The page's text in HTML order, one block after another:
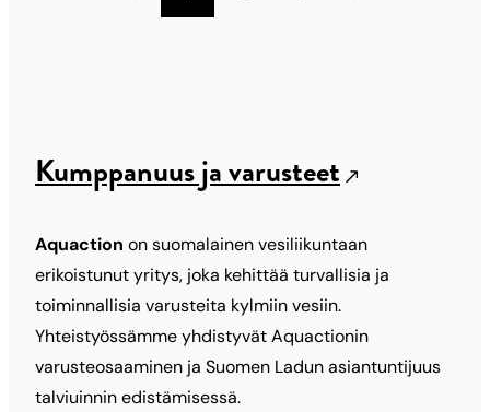
Kumppanuus ja varusteet
Aquaction on suomalainen vesiliikuntaan
erikoistunut yritys, joka kehittää turvallisia ja
toiminnallisia varusteita kylmiin vesiin.
Yhteistyössämme yhdistyvät Aquactionin
varusteosaaminen ja Suomen Ladun asiantuntijuus
talviuinnin edistämisessä.